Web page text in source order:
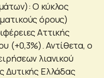
Ο κύκλος
όρους)
Αττικής
(+0,3%). Αντίθετα, ο
λιανικού
Δυτικής Ελλάδας